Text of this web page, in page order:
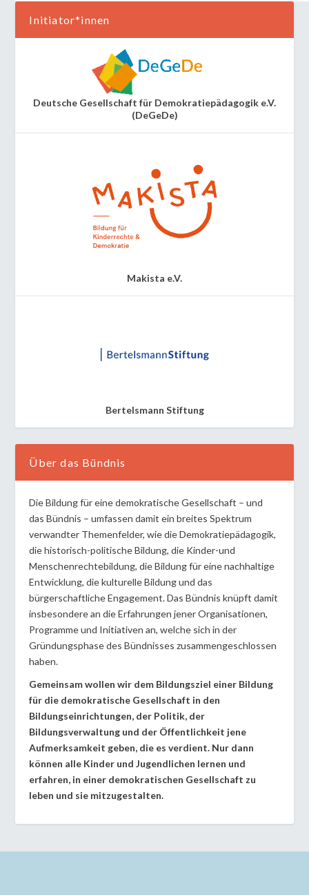
Initiator*innen
Deutsche Gesellschaft für Demokratiepädagogik e.V.
(DeGeDe)
Makista e.V.
Bertelsmann Stiftung
Über das Bündnis
Die Bildung für eine demokratische Gesellschaft – und
das Bündnis – umfassen damit ein breites Spektrum
verwandter Themenfelder, wie die Demokratiepädagogik,
die historisch-politische Bildung, die Kinder-und
Menschenrechtebildung, die Bildung für eine nachhaltige
Entwicklung, die kulturelle Bildung und das
bürgerschaftliche Engagement. Das Bündnis knüpft damit
insbesondere an die Erfahrungen jener Organisationen,
Programme und Initiativen an, welche sich in der
Gründungsphase des Bündnisses zusammengeschlossen
haben.
Gemeinsam wollen wir dem Bildungsziel einer Bildung
für die demokratische Gesellschaft in den
Bildungseinrichtungen, der Politik, der
Bildungsverwaltung und der Öffentlichkeit jene
Aufmerksamkeit geben, die es verdient. Nur dann
können alle Kinder und Jugendlichen lernen und
erfahren, in einer demokratischen Gesellschaft zu
leben und sie mitzugestalten.